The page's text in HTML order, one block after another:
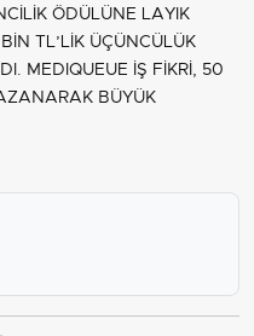
ÖDÜLÜNE LAYIK
TL’LİK ÜÇÜNCÜLÜK
MEDIQUEUE İŞ FİKRİ, 50
BÜYÜK